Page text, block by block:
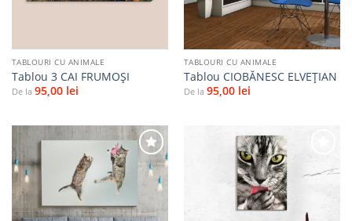
TABLOURI CU ANIMALE
Tablou 3 CAI FRUMOȘI
De la 95,00 lei
TABLOURI CU ANIMALE
Tablou CIOBĂNESC ELVEȚIAN
De la 95,00 lei
Adaugă
favorite
favorite